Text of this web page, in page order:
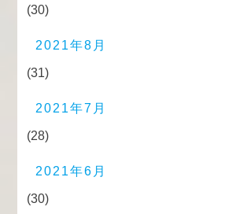
(30)
2021年8月
(31)
2021年7月
(28)
2021年6月
(30)